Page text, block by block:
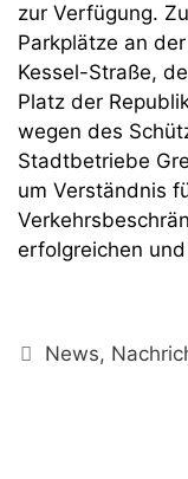
zur Verfügung.
Parkplätze an
Kessel-Straße,
Platz der
wegen des
Stadtbetriebe
um Verständnis
erfolgreichen
Kategorien
News,